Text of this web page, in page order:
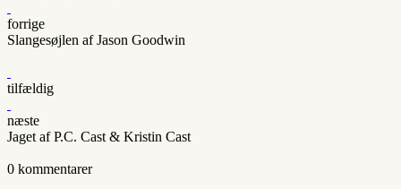
forrige
Slangesøjlen af Jason Goodwin
tilfældig
næste
Jaget af P.C. Cast & Kristin Cast
0 kommentarer